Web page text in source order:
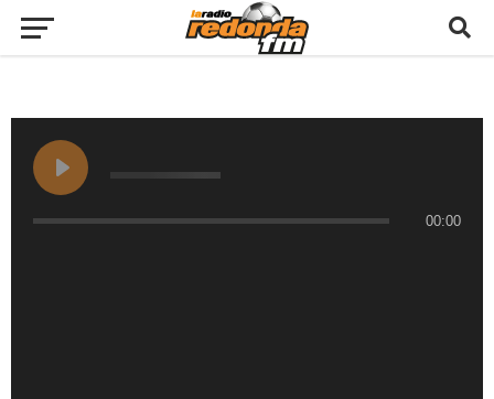
00:00